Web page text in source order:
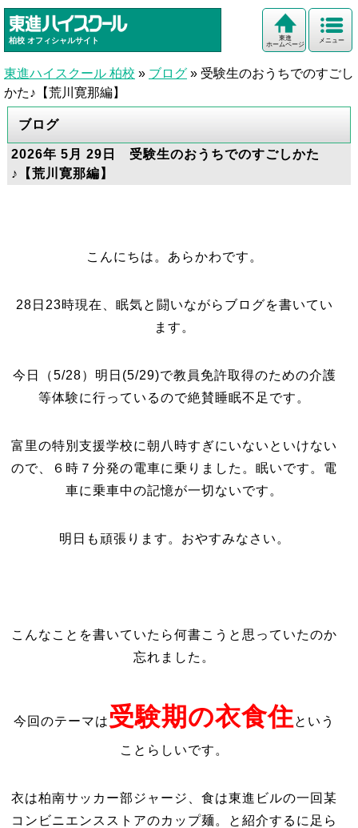
柏校 オフィシャルサイト メニュー
東進
ホームページ
東進ハイスクール 柏校 » ブログ » 受験生のおうちでのすごし
かた♪【荒川寛那編】
ブログ
2026年 5月 29日 受験生のおうちでのすごしかた
♪【荒川寛那編】
こんにちは。あらかわです。
28日23時現在、眠気と闘いながらブログを書いてい
ます。
今日（5/28）明日(5/29)で教員免許取得のための介護
等体験に行っているので絶賛睡眠不足です。
富里の特別支援学校に朝八時すぎにいないといけない
ので、６時７分発の電車に乗りました。眠いです。電
車に乗車中の記憶が一切ないです。
明日も頑張ります。おやすみなさい。
こんなことを書いていたら何書こうと思っていたのか
忘れました。
今回のテーマは 受験期の衣食住という
ことらしいです。
衣は柏南サッカー部ジャージ、食は東進ビルの一回某
コンビニエンスストアのカップ麺。と紹介するに足ら